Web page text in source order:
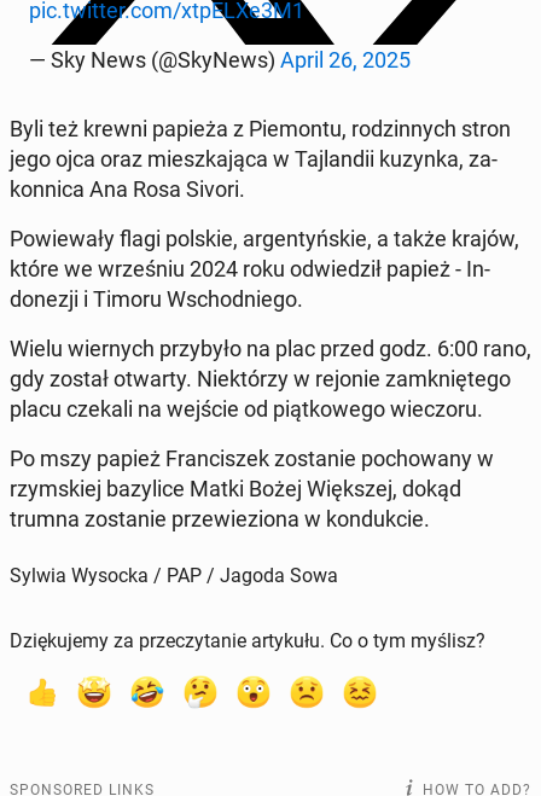
pic.twitter.com/xtpELXe3M1
— Sky News (@SkyNews) April 26, 2025
Byli też krewni papieża z Piemon­tu, rodzin­nych stron
jego ojca oraz mieszka­ją­ca w Taj­landii kuzynka, za­
kon­ni­ca Ana Rosa Sivori.
Powiewały flagi polskie, ar­gen­tyńskie, a także krajów,
które we wrześniu 2024 roku odwiedz­ił papież - In­
donezji i Timoru Wschod­niego.
Wielu wiernych przy­było na plac przed godz. 6:00 rano,
gdy został otwarty. Niek­tórzy w rejonie zamkniętego
placu czekali na wejście od piątkowego wiec­zoru.
Po mszy papież Fran­ciszek zostanie pochowany w
rzym­skiej bazylice Matki Bożej Więk­szej, dokąd
trumna zostanie przewieziona w kon­duk­cie.
Sylwia Wysocka / PAP / Jagoda Sowa
Dziękujemy za przeczytanie artykułu. Co o tym myślisz?
SPONSORED LINKS HOW TO ADD?